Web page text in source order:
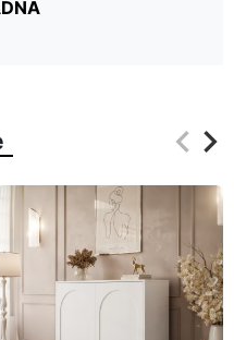
keyboard_arrow_left
keyboard_arrow_right